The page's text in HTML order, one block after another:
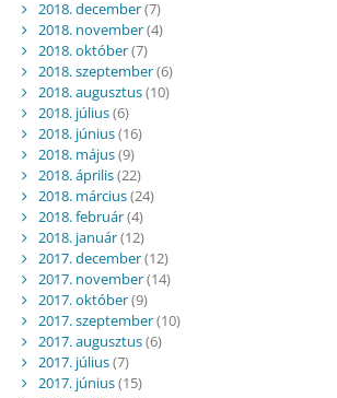
2018. december(7)
2018. november(4)
2018. október(7)
2018. szeptember(6)
2018. augusztus(10)
2018. július(6)
2018. június(16)
2018. május(9)
2018. április(22)
2018. március(24)
2018. február(4)
2018. január(12)
2017. december(12)
2017. november(14)
2017. október(9)
2017. szeptember(10)
2017. augusztus(6)
2017. július(7)
2017. június(15)